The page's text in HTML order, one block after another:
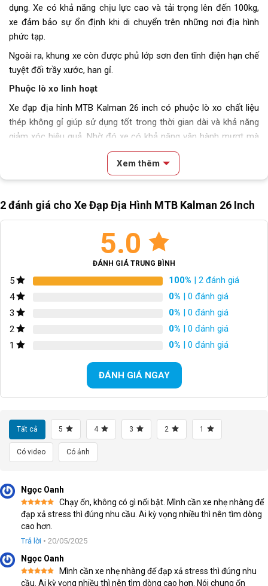
Cọc/cốt yên Hợp kim thép
Tải trọng
được thay đổi từ nhà sản xuất
nhằm nâng cao chất lượng sản
phẩm.
Đặc Điểm Nổi Bật Của Xe Đạp Địa Hình MTB Kalman 26 Inch
Phuộc lò xo linh hoạt
Ghi đông cánh én chắc chắn
Phanh đĩa cơ mạnh mẽ
Bánh xe 26 inch bám đường tốt
Kết Luận
dụng. Xe có khả năng chịu lực cao và tải trọng lên đến 100kg,
xe đảm bảo sự ổn định khi di chuyển trên những nơi địa hình
phức tạp.
Ngoài ra, khung xe còn được phủ lớp sơn đen tĩnh điện hạn chế
tuyệt đối trầy xước, han gỉ.
Phuộc lò xo linh hoạt
Xe đạp địa hình MTB Kalman 26 inch có phuộc lò xo chất liệu
thép không gỉ giúp sử dụng tốt trong thời gian dài và khả năng
giảm xóc hiệu quả. Nhờ đó xe có khả năng vận hành mượt mà
dù cho đi qua những đoạn đường mấp mô sỏi đá.
Xe đạp địa hình MTB Kalman 26 inch có phuộc lò xo chất liệu thép
Ghi đông cánh én chắc chắn
Xe đạp địa hình MTB Kalman có ghi đông chất liệu hợp kim
dùng. Thiết kế ghi đông này không chỉ đẹp, còn mang lại cảm
giác thoải mái, dễ dàng điều hướng cho người dùng. Tay lái bọc
cao su giúp giảm trơn trượt, cầm lái vững vàng trong mọi điều
Phanh đĩa cơ mạnh mẽ
Hệ thống phanh đĩa cơ trên xe đạp địa hình MTB Kalman giúp
người lái kiếm soát tốc độ tối đa. Hạn chế ảnh hưởng của thời
tiết. Phanh hoạt động hiệu quả cả khi di chuyển trên đường trơn
trượt hay đèo dốc.
Xem thêm
2 đánh giá cho Xe Đạp Địa Hình MTB Kalman 26 Inch
5.0
ĐÁNH GIÁ TRUNG BÌNH
5 100% | 2 đánh giá
4
0% | 0 đánh giá
3
0% | 0 đánh giá
2
0% | 0 đánh giá
1
0% | 0 đánh giá
ĐÁNH GIÁ NGAY
Tất cả 5 4 3 2 1
Có video Có ảnh
Ngọc Oanh
Được xếp
hạng55
sao
Chạy ổn, không có gì nổi bật. Mình cần xe nhẹ nhàng để
đạp xả stress thì đúng nhu cầu. Ai kỳ vọng nhiều thì nên tìm dòng
cao hơn.
Trả lời • 20/05/2025
Ngọc Oanh
Được xếp
Mình cần xe nhẹ nhàng để đạp xả stress thì đúng nhu
cầu. Ai kỳ vọng nhiều thì nên tìm dòng cao hơn. Nói chung ổn